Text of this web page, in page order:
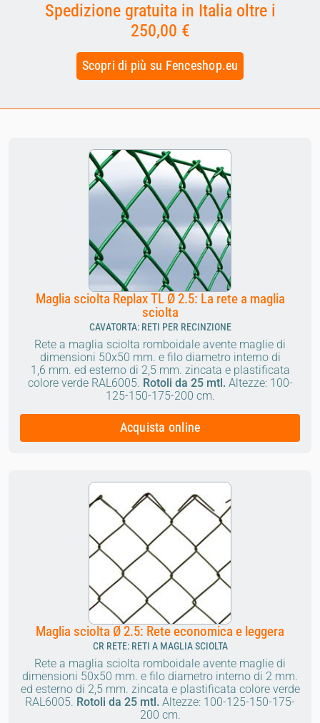
Spedizione gratuita in Italia oltre i
250,00 €
Scopri di più su Fenceshop.eu
Maglia sciolta Replax TL Ø 2.5: La rete a maglia
sciolta
CAVATORTA: RETI PER RECINZIONE
Rete a maglia sciolta romboidale avente maglie di
dimensioni 50x50 mm. e filo diametro interno di
1,6 mm. ed esterno di 2,5 mm. zincata e plastificata
colore verde RAL6005. Rotoli da 25 mtl. Altezze: 100-
125-150-175-200 cm.
Acquista online
Maglia sciolta Ø 2.5: Rete economica e leggera
CR RETE: RETI A MAGLIA SCIOLTA
Rete a maglia sciolta romboidale avente maglie di
dimensioni 50x50 mm. e filo diametro interno di 2 mm.
ed esterno di 2,5 mm. zincata e plastificata colore verde
RAL6005. Rotoli da 25 mtl. Altezze: 100-125-150-175-
200 cm.